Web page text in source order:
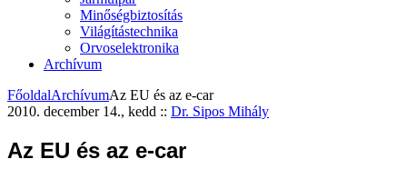
Minőségbiztosítás
Világítástechnika
Orvoselektronika
Archívum
FőoldalArchívumAz EU és az e-car
2010. december 14., kedd :: Dr. Sipos Mihály
Az EU és az e-car